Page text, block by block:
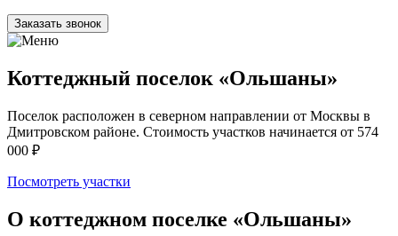
Заказать звонок
Коттеджный поселок «Ольшаны»
Поселок расположен в северном направлении от Москвы в
Дмитровском районе. Стоимость участков начинается от 574
000 ₽
Посмотреть участки
О коттеджном поселке «Ольшаны»